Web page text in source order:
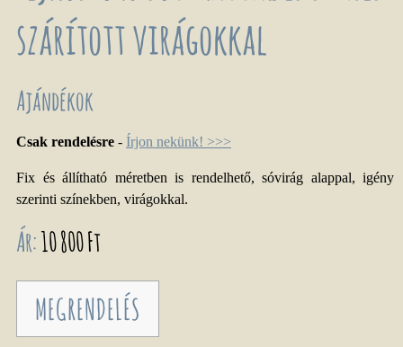
szárított virágokkal
Ajándékok
Csak rendelésre - Írjon nekünk! >>>
Fix és állítható méretben is rendelhető, sóvirág alappal, igény
szerinti színekben, virágokkal.
Ár:10 800 Ft
MEGRENDELÉS